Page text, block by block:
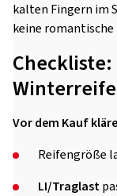
kalten Fingern im
keine romantische
Checkliste:
Vor dem Kauf
Reifengröße
LI/Traglast